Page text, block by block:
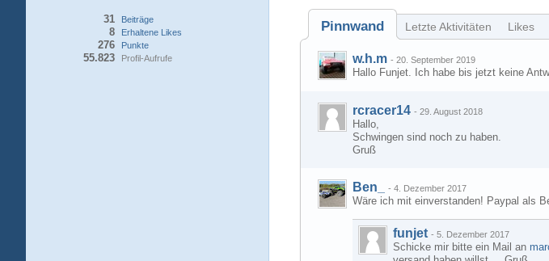
Beiträge
31
Erhaltene Likes
8
Punkte
276
Profil-Aufrufe
55.823
Pinnwand Letzte Aktivitäten Likes
w.h.m - 20. September 2019
Hallo Funjet. Ich habe bis jetzt keine
rcracer14 - 29. August 2018
Hallo,
Schwingen sind noch zu haben.
Gruß
Ben_ - 4. Dezember 2017
Wäre ich mit einverstanden! Paypal als
funjet - 5. Dezember 2017
Schicke mir bitte ein Mail an